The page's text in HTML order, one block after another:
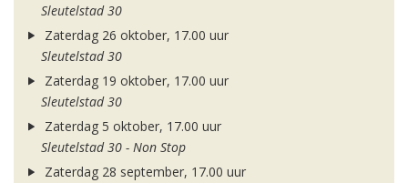
Sleutelstad 30
Zaterdag 26 oktober, 17.00 uur
Sleutelstad 30
Zaterdag 19 oktober, 17.00 uur
Sleutelstad 30
Zaterdag 5 oktober, 17.00 uur
Sleutelstad 30 - Non Stop
Zaterdag 28 september, 17.00 uur